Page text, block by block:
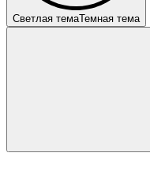
Светлая темаТемная тема